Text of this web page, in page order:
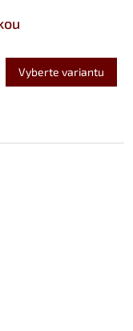
Vyberte variantu